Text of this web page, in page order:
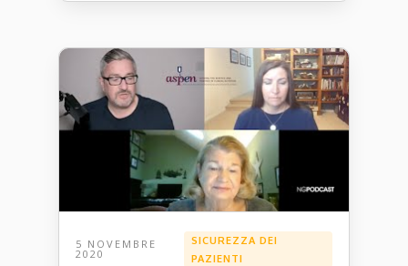
5 NOVEMBRE
2020
SICUREZZA DEI
PAZIENTI